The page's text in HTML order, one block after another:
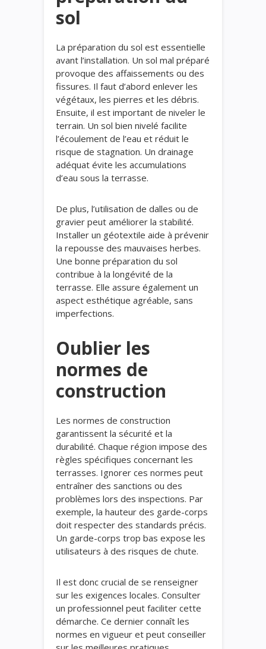
sol
La préparation du sol est essentielle
avant l’installation. Un sol mal préparé
provoque des affaissements ou des
fissures. Il faut d’abord enlever les
végétaux, les pierres et les débris.
Ensuite, il est important de niveler le
terrain. Un sol bien nivelé facilite
l’écoulement de l’eau et réduit le
risque de stagnation. Un drainage
adéquat évite les accumulations
d’eau sous la terrasse.
De plus, l’utilisation de dalles ou de
gravier peut améliorer la stabilité.
Installer un géotextile aide à prévenir
la repousse des mauvaises herbes.
Une bonne préparation du sol
contribue à la longévité de la
terrasse. Elle assure également un
aspect esthétique agréable, sans
imperfections.
Oublier les
normes de
construction
Les normes de construction
garantissent la sécurité et la
durabilité. Chaque région impose des
règles spécifiques concernant les
terrasses. Ignorer ces normes peut
entraîner des sanctions ou des
problèmes lors des inspections. Par
exemple, la hauteur des garde-corps
doit respecter des standards précis.
Un garde-corps trop bas expose les
utilisateurs à des risques de chute.
Il est donc crucial de se renseigner
sur les exigences locales. Consulter
un professionnel peut faciliter cette
démarche. Ce dernier connaît les
normes en vigueur et peut conseiller